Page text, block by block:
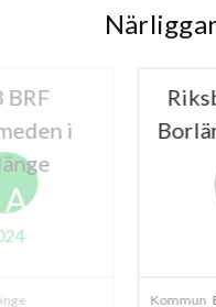
BRF
i
A
Kommun